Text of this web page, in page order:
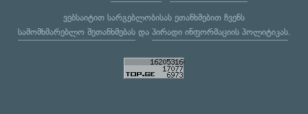
ვებსაიტით სარგებლობისას ეთანხმებით ჩვენს
სამომხმარებლო შეთანხმებასდა პირადი ინფორმაციის პოლიტიკას.